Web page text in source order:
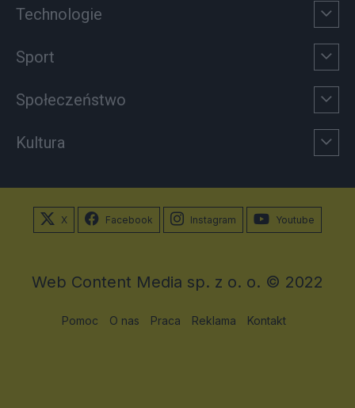
Technologie
Sport
Społeczeństwo
Kultura
X Facebook Instagram Youtube
Web Content Media sp. z o. o. © 2022
Pomoc O nas Praca Reklama Kontakt